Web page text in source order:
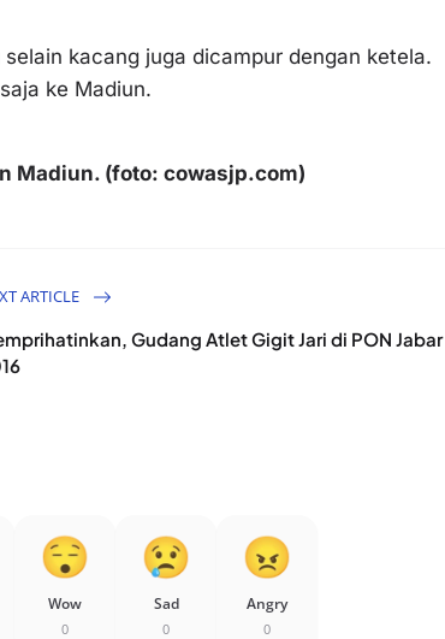
kacang juga dicampur dengan ketela.
ke Madiun.
Madiun. (foto: cowasjp.com)
ARTICLE
Gudang Atlet Gigit Jari di PON Jabar
Wow
0
Sad
0
Angry
0